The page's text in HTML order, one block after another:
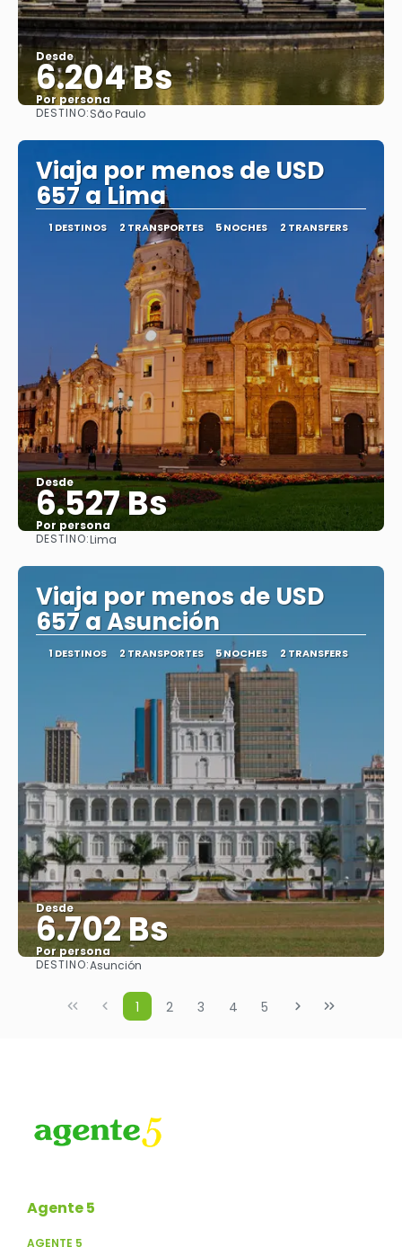
Desde
6.204 Bs
Por persona
DESTINO:São Paulo
Viaja por menos de USD
657 a Lima
1 DESTINOS 2 TRANSPORTES 5 NOCHES 2 TRANSFERS
Desde
6.527 Bs
Por persona
DESTINO:Lima
Viaja por menos de USD
657 a Asunción
1 DESTINOS 2 TRANSPORTES 5 NOCHES 2 TRANSFERS
Desde
6.702 Bs
Por persona
DESTINO:Asunción
1 2 3 4 5
Agente 5
AGENTE 5